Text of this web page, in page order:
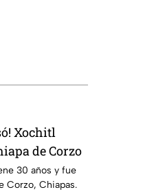
Xochitl
de Corzo
30 años y fue
Corzo, Chiapas.